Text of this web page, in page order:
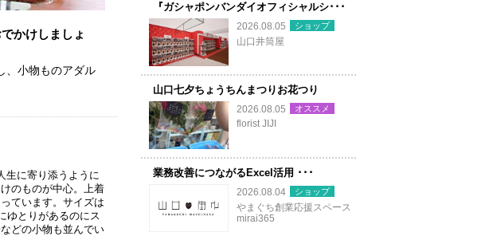
『ガシャポンバンダイオフィシャルシ･･･
2026.08.05
ショップ
山口井筒屋
山口七夕ちょうちんまつりお花つり
2026.08.05
オススメ
florist JIJI
業務改善につながるExcel活用 ･･･
2026.08.04
ショップ
やまぐち創業応援スペース
mirai365
かけしましょ
、小物ものアダル
生に寄り添うように
のものが中心。上着
ています。サイズは
ゆとりがあるのにス
どの小物も並んでい